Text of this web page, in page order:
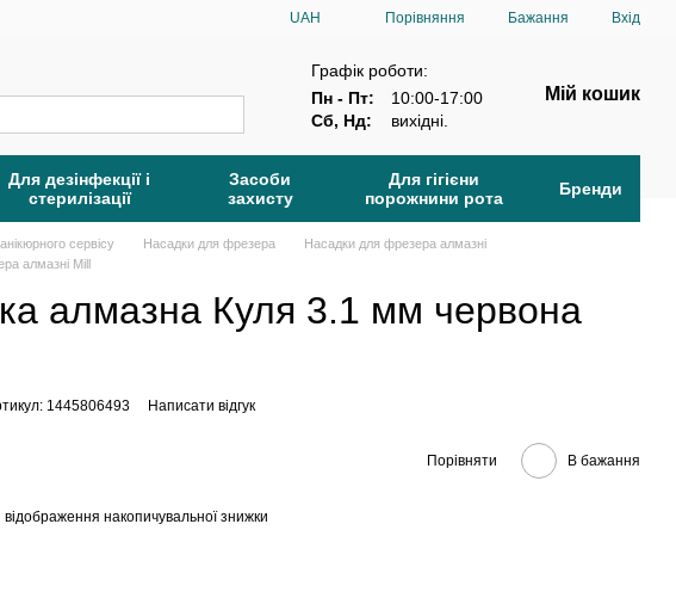
UAH Порівняння Бажання Вхід
Графік роботи:
Пн - Пт:
10:00-17:00
Сб, Нд:
вихідні.
Мій кошик
Для дезінфекції і
стерилізації
Засоби
захисту
Для гігієни
порожнини рота
Бренди
сервісу Насадки для фрезера
Насадки для фрезера алмазні
алмазні Mill
алмазна Куля 3.1 мм червона
1445806493 Написати відгук
Порівняти В бажання
відображення накопичувальної знижки